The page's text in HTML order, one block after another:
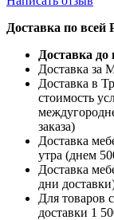
Доставка по всей
Доставка
Доставка
Доставка в
стоимость
заказа)
Доставка
утра (днем
Доставка
дни
Для товаров
доставки 1